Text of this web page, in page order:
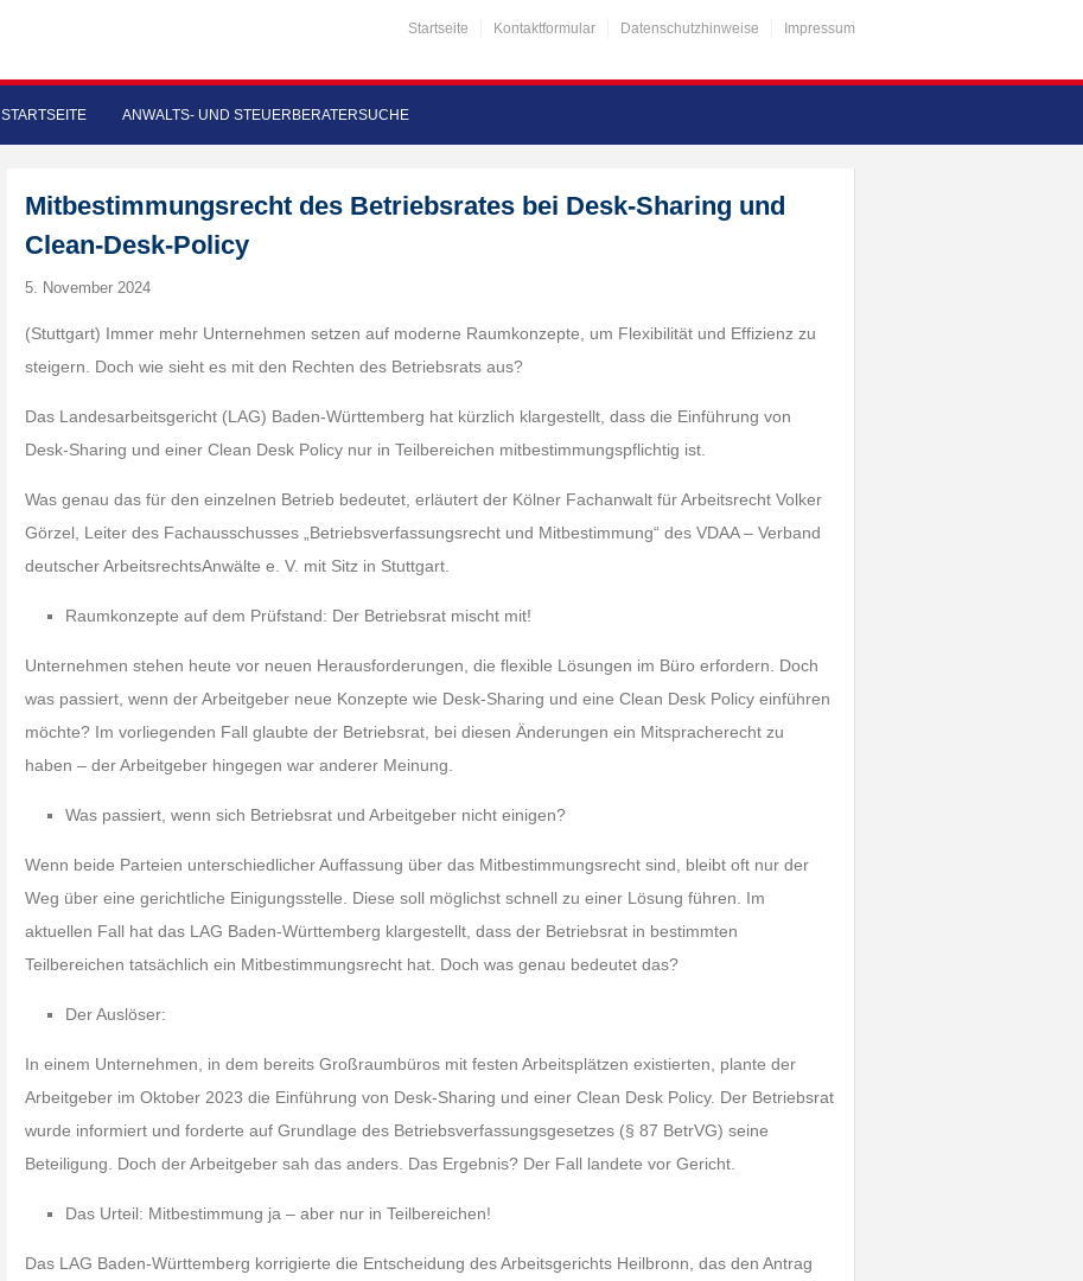
Startseite Kontaktformular Datenschutzhinweise Impressum
STARTSEITE ANWALTS- UND STEUERBERATERSUCHE
Mitbestimmungsrecht des Betriebsrates bei Desk-Sharing und
Clean-Desk-Policy
5. November 2024
(Stuttgart) Immer mehr Unternehmen setzen auf moderne Raumkonzepte, um Flexibilität und Effizienz zu
steigern. Doch wie sieht es mit den Rechten des Betriebsrats aus?
Das Landesarbeitsgericht (LAG) Baden-Württemberg hat kürzlich klargestellt, dass die Einführung von
Desk-Sharing und einer Clean Desk Policy nur in Teilbereichen mitbestimmungspflichtig ist.
Was genau das für den einzelnen Betrieb bedeutet, erläutert der Kölner Fachanwalt für Arbeitsrecht Volker
Görzel, Leiter des Fachausschusses „Betriebsverfassungsrecht und Mitbestimmung“ des VDAA – Verband
deutscher ArbeitsrechtsAnwälte e. V. mit Sitz in Stuttgart.
Raumkonzepte auf dem Prüfstand: Der Betriebsrat mischt mit!
Unternehmen stehen heute vor neuen Herausforderungen, die flexible Lösungen im Büro erfordern. Doch
was passiert, wenn der Arbeitgeber neue Konzepte wie Desk-Sharing und eine Clean Desk Policy einführen
möchte? Im vorliegenden Fall glaubte der Betriebsrat, bei diesen Änderungen ein Mitspracherecht zu
haben – der Arbeitgeber hingegen war anderer Meinung.
Was passiert, wenn sich Betriebsrat und Arbeitgeber nicht einigen?
Wenn beide Parteien unterschiedlicher Auffassung über das Mitbestimmungsrecht sind, bleibt oft nur der
Weg über eine gerichtliche Einigungsstelle. Diese soll möglichst schnell zu einer Lösung führen. Im
aktuellen Fall hat das LAG Baden-Württemberg klargestellt, dass der Betriebsrat in bestimmten
Teilbereichen tatsächlich ein Mitbestimmungsrecht hat. Doch was genau bedeutet das?
Der Auslöser:
In einem Unternehmen, in dem bereits Großraumbüros mit festen Arbeitsplätzen existierten, plante der
Arbeitgeber im Oktober 2023 die Einführung von Desk-Sharing und einer Clean Desk Policy. Der Betriebsrat
wurde informiert und forderte auf Grundlage des Betriebsverfassungsgesetzes (§ 87 BetrVG) seine
Beteiligung. Doch der Arbeitgeber sah das anders. Das Ergebnis? Der Fall landete vor Gericht.
Das Urteil: Mitbestimmung ja – aber nur in Teilbereichen!
Das LAG Baden-Württemberg korrigierte die Entscheidung des Arbeitsgerichts Heilbronn, das den Antrag